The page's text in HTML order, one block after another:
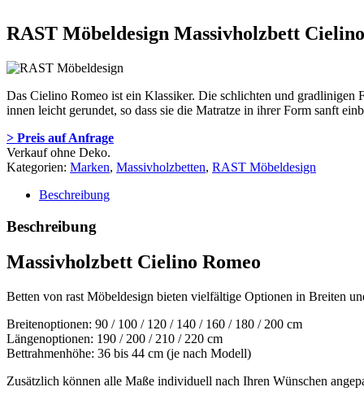
RAST Möbeldesign Massivholzbett
Das Cielino Romeo ist ein Klassiker. Die schlichten und
innen leicht gerundet, so dass sie die Matratze in ihrer Form sanft
> Preis auf Anfrage
Verkauf ohne Deko.
Kategorien: Marken, Massivholzbetten, RAST Möbeldesign
Beschreibung
Beschreibung
Massivholzbett Cielino Romeo
Betten von rast Möbeldesign bieten vielfältige Optionen in Breiten
Breitenoptionen: 90 / 100 / 120 / 140 / 160 / 180 / 200 cm
Längenoptionen: 190 / 200 / 210 / 220 cm
Bettrahmenhöhe: 36 bis 44 cm (je nach Modell)
Zusätzlich können alle Maße individuell nach Ihren Wünschen